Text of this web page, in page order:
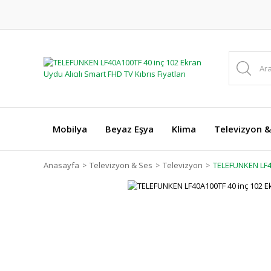
Mobilya Beyaz Eşya Klima Televizyon
Anasayfa Televizyon & Ses Televizyon TELEFUNKEN